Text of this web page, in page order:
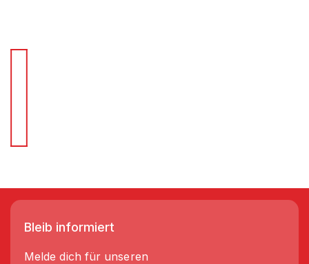
Bleib informiert
Melde dich für unseren